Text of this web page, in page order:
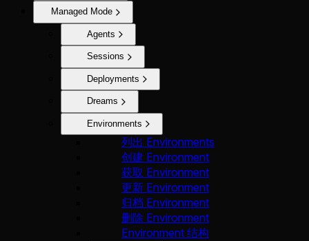
Managed Mode
Agents
Sessions
Deployments
Dreams
Environments
列出 Environments
创建 Environment
获取 Environment
更新 Environment
归档 Environment
删除 Environment
Environment 结构